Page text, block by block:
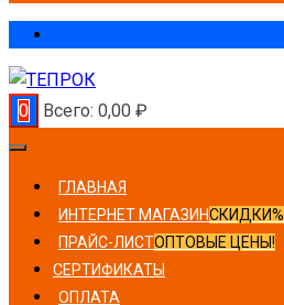
0 Всего: 0,00 ₽
ГЛАВНАЯ
ИНТЕРНЕТ МАГАЗИНСКИДКИ%
ПРАЙС-ЛИСТОПТОВЫЕ ЦЕНЫ!
СЕРТИФИКАТЫ
ОПЛАТА